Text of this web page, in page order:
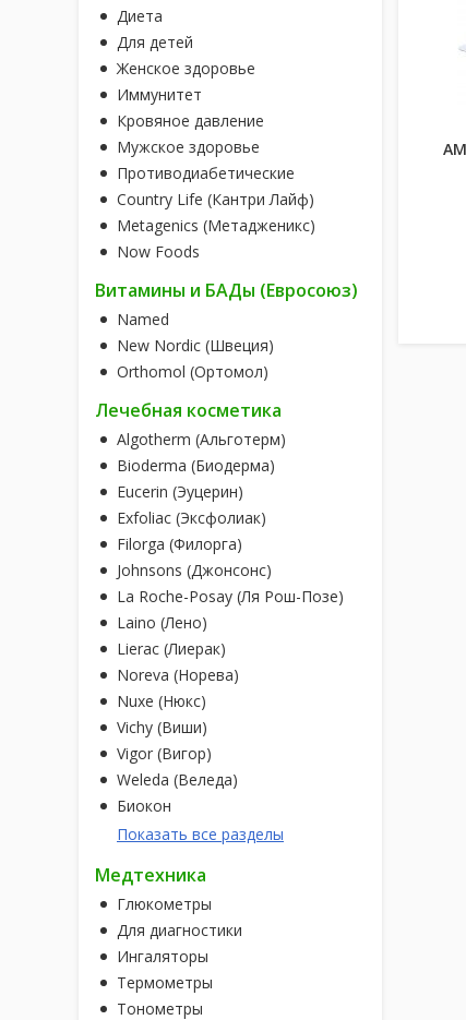
Диета
Для детей
Женское здоровье
Иммунитет
Кровяное давление
Мужское здоровье
Противодиабетические
Country Life (Кантри Лайф)
Metagenics (Метадженикс)
Now Foods
Витамины и БАДы (Евросоюз)
Named
New Nordic (Швеция)
Orthomol (Ортомол)
Лечебная косметика
Algotherm (Альготерм)
Bioderma (Биодерма)
Eucerin (Эуцерин)
Exfoliac (Эксфолиак)
Filorga (Филорга)
Johnsons (Джонсонс)
La Roche-Posay (Ля Рош-Позе)
Laino (Лено)
Lierac (Лиерак)
Noreva (Норева)
Nuxe (Нюкс)
Vichy (Виши)
Vigor (Вигор)
Weleda (Веледа)
Биокон
Показать все разделы
Медтехника
Глюкометры
Для диагностики
Ингаляторы
Термометры
Тонометры